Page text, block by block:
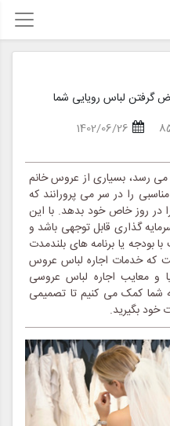
گرفتن لباس رویایی شما
1402/06/26
رسد، بسیاری از عروس خانم
را در سر می پرورانند که
در روز خاص خود بدهد. با این
گذاری قابل توجهی باشد و
یا برنامه های بلندمدت
که خدمات اجاره لباس عروس
و معایب اجاره لباس عروسی
شما کمک می کنیم تا تصمیمی
خود بگیرید.